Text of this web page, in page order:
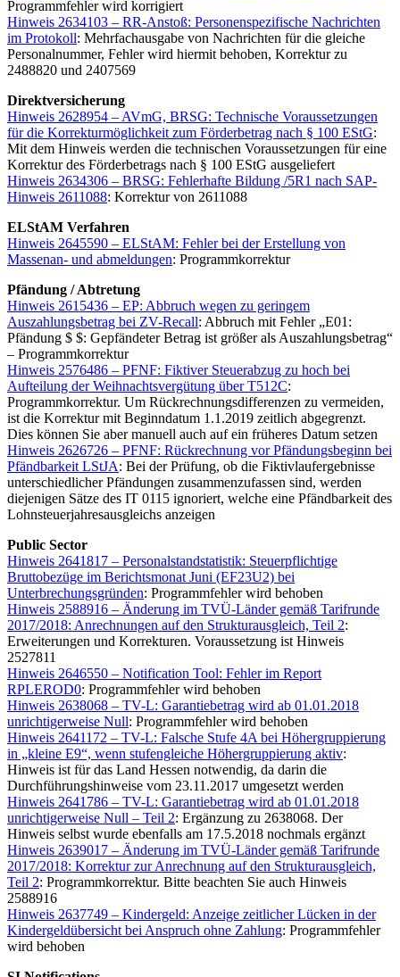
Programmfehler wird korrigiert
Hinweis 2634103 – RR-Anstoß: Personenspezifische Nachrichten
im Protokoll: Mehrfachausgabe von Nachrichten für die gleiche
Personalnummer, Fehler wird hiermit behoben, Korrektur zu
2488820 und 2407569
Direktversicherung
Hinweis 2628954 – AVmG, BRSG: Technische Voraussetzungen
für die Korrekturmöglichkeit zum Förderbetrag nach § 100 EStG:
Mit dem Hinweis werden die technischen Voraussetzungen für eine
Korrektur des Förderbetrags nach § 100 EStG ausgeliefert
Hinweis 2634306 – BRSG: Fehlerhafte Bildung /5R1 nach SAP-
Hinweis 2611088: Korrektur von 2611088
ELStAM Verfahren
Hinweis 2645590 – ELStAM: Fehler bei der Erstellung von
Massenan- und abmeldungen: Programmkorrektur
Pfändung / Abtretung
Hinweis 2615436 – EP: Abbruch wegen zu geringem
Auszahlungsbetrag bei ZV-Recall: Abbruch mit Fehler „E01:
Pfändung $ $: Gepfändeter Betrag ist größer als Auszahlungsbetrag“
– Programmkorrektur
Hinweis 2576486 – PFNF: Fiktiver Steuerabzug zu hoch bei
Aufteilung der Weihnachtsvergütung über T512C:
Programmkorrektur. Um Rückrechnungsdifferenzen zu vermeiden,
ist die Korrektur mit Beginndatum 1.1.2019 zeitlich abgegrenzt.
Dies können Sie aber manuell auch auf ein früheres Datum setzen
Hinweis 2626726 – PFNF: Rückrechnung vor Pfändungsbeginn bei
Pfändbarkeit LStJA: Bei der Prüfung, ob die Fiktivlaufergebnisse
unterschiedlicher Pfändungen zusammenzufassen sind, werden
diejenigen Sätze des IT 0115 ignoriert, welche eine Pfändbarkeit des
Lohnsteuerjahresausgleichs anzeigen
Public Sector
Hinweis 2641817 – Personalstandstatistik: Steuerpflichtige
Bruttobezüge im Berichtsmonat Juni (EF23U2) bei
Unterbrechungsgründen: Programmfehler wird behoben
Hinweis 2588916 – Änderung im TVÜ-Länder gemäß Tarifrunde
2017/2018: Anrechnungen auf den Strukturausgleich, Teil 2:
Erweiterungen und Korrekturen. Voraussetzung ist Hinweis
2527811
Hinweis 2646550 – Notification Tool: Fehler im Report
RPLEROD0: Programmfehler wird behoben
Hinweis 2638068 – TV-L: Garantiebetrag wird ab 01.01.2018
unrichtigerweise Null: Programmfehler wird behoben
Hinweis 2641172 – TV-L: Falsche Stufe 4A bei Höhergruppierung
in „kleine E9“, wenn stufengleiche Höhergruppierung aktiv:
Hinweis ist für das Land Hessen notwendig, da darin die
Durchführungshinweise vom 23.11.2017 umgesetzt werden
Hinweis 2641786 – TV-L: Garantiebetrag wird ab 01.01.2018
unrichtigerweise Null – Teil 2: Ergänzung zu 2638068. Der
Hinweis selbst wurde ebenfalls am 17.5.2018 nochmals ergänzt
Hinweis 2639017 – Änderung im TVÜ-Länder gemäß Tarifrunde
2017/2018: Korrektur zur Anrechnung auf den Strukturausgleich,
Teil 2: Programmkorrektur. Bitte beachten Sie auch Hinweis
2588916
Hinweis 2637749 – Kindergeld: Anzeige zeitlicher Lücken in der
Kindergeldübersicht bei Anspruch ohne Zahlung: Programmfehler
wird behoben